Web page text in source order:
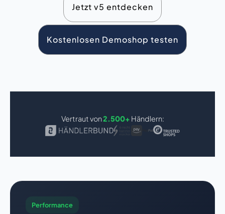
Jetzt v5 entdecken
Kostenlosen Demoshop testen
Vertraut von2.500+ Händlern:
Performance